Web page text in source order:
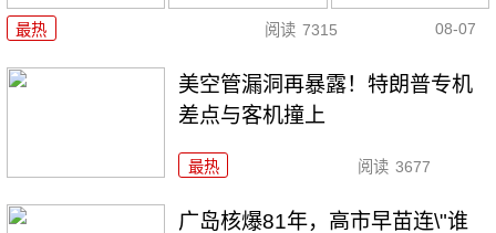
最热 阅读 7315 08-07
美空管漏洞再暴露！特朗普专机
差点与客机撞上
最热 阅读 3677
广岛核爆81年，高市早苗连\"谁